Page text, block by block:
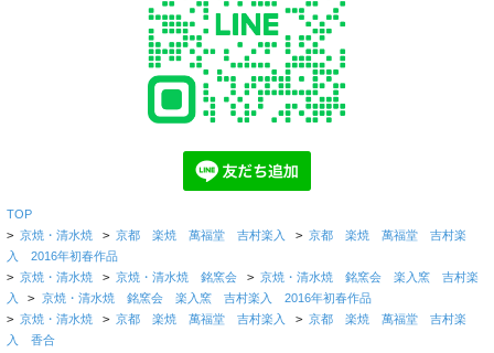
TOP
> 京焼・清水焼 > 京都 楽焼 萬福堂 吉村楽入 > 京都 楽焼 萬福堂 吉村楽
入 2016年初春作品
> 京焼・清水焼 > 京焼・清水焼 銘窯会 > 京焼・清水焼 銘窯会 楽入窯 吉村楽
入
> 京焼・清水焼 銘窯会 楽入窯 吉村楽入 2016年初春作品
> 京焼・清水焼 > 京都 楽焼 萬福堂 吉村楽入 > 京都 楽焼 萬福堂 吉村楽
入 香合